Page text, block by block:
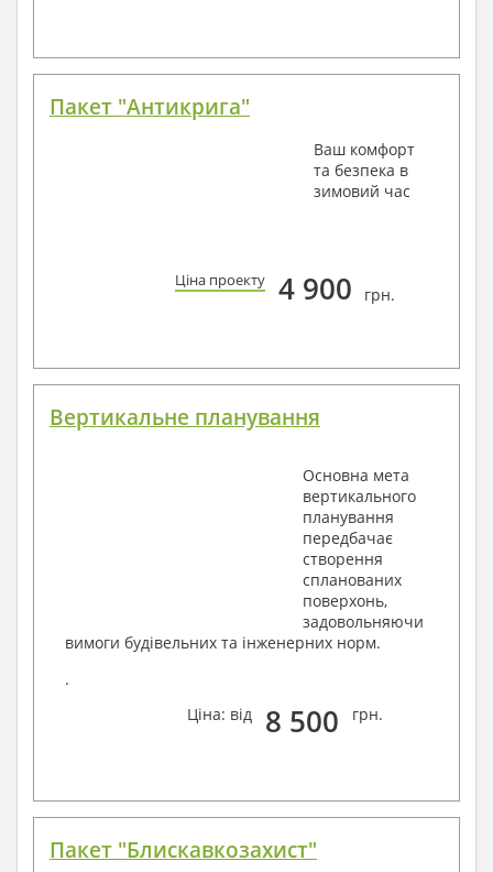
Пакет "Антикрига"
Ваш комфорт
та безпека в
зимовий час
Ціна проекту 4 900 грн.
Вертикальне планування
Основна мета
вертикального
планування
передбачає
створення
спланованих
поверхонь,
задовольняючи
вимоги будівельних та інженерних норм.
.
Ціна: від
8 500 грн.
Пакет "Блискавкозахист"